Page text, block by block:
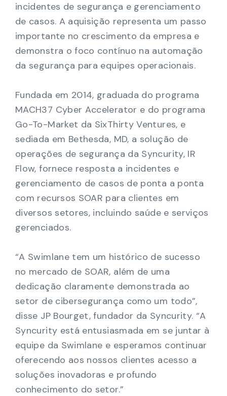
Pedir uma demonstração
incidentes de segurança e gerenciamento
de casos. A aquisição representa um passo
importante no crescimento da empresa e
demonstra o foco contínuo na automação
da segurança para equipes operacionais.
Fundada em 2014, graduada do programa
MACH37 Cyber Accelerator e do programa
Go-To-Market da SixThirty Ventures, e
sediada em Bethesda, MD, a solução de
operações de segurança da Syncurity, IR
Flow, fornece resposta a incidentes e
gerenciamento de casos de ponta a ponta
com recursos SOAR para clientes em
diversos setores, incluindo saúde e serviços
gerenciados.
“A Swimlane tem um histórico de sucesso
no mercado de SOAR, além de uma
dedicação claramente demonstrada ao
setor de cibersegurança como um todo”,
disse JP Bourget, fundador da Syncurity. “A
Syncurity está entusiasmada em se juntar à
equipe da Swimlane e esperamos continuar
oferecendo aos nossos clientes acesso a
soluções inovadoras e profundo
conhecimento do setor.”